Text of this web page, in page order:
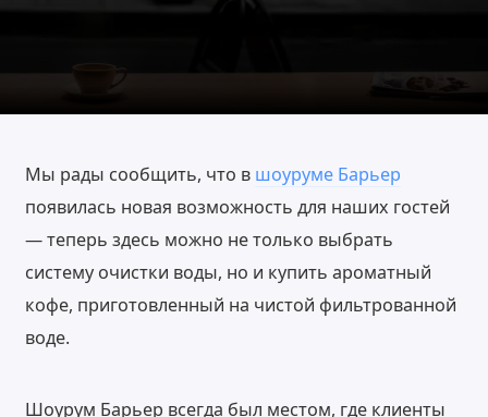
Мы рады сообщить, что в шоуруме Барьер
появилась новая возможность для наших гостей
— теперь здесь можно не только выбрать
систему очистки воды, но и купить ароматный
кофе, приготовленный на чистой фильтрованной
воде.
Шоурум Барьер всегда был местом, где клиенты